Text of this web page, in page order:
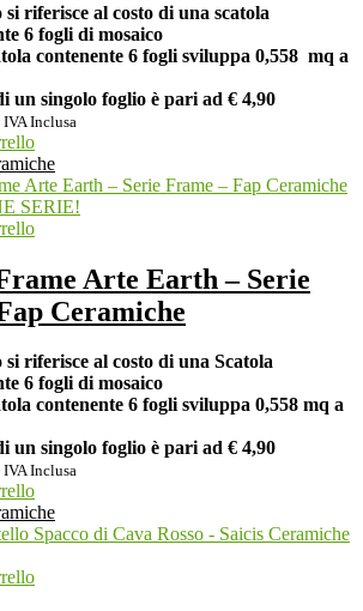
riferisce al costo di una scatola
6 fogli di mosaico
contenente 6 fogli sviluppa 0,558 mq a
un singolo foglio è pari ad € 4,90
IVA Inclusa
SERIE!
Arte Earth – Serie
Ceramiche
si riferisce al costo di una Scatola
6 fogli di mosaico
contenente 6 foglisviluppa 0,558 mq a
un singolo foglio è pari ad € 4,90
IVA Inclusa